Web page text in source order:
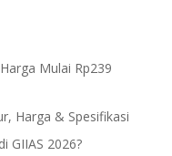
Mulai Rp239
Harga & Spesifikasi
GIIAS 2026?